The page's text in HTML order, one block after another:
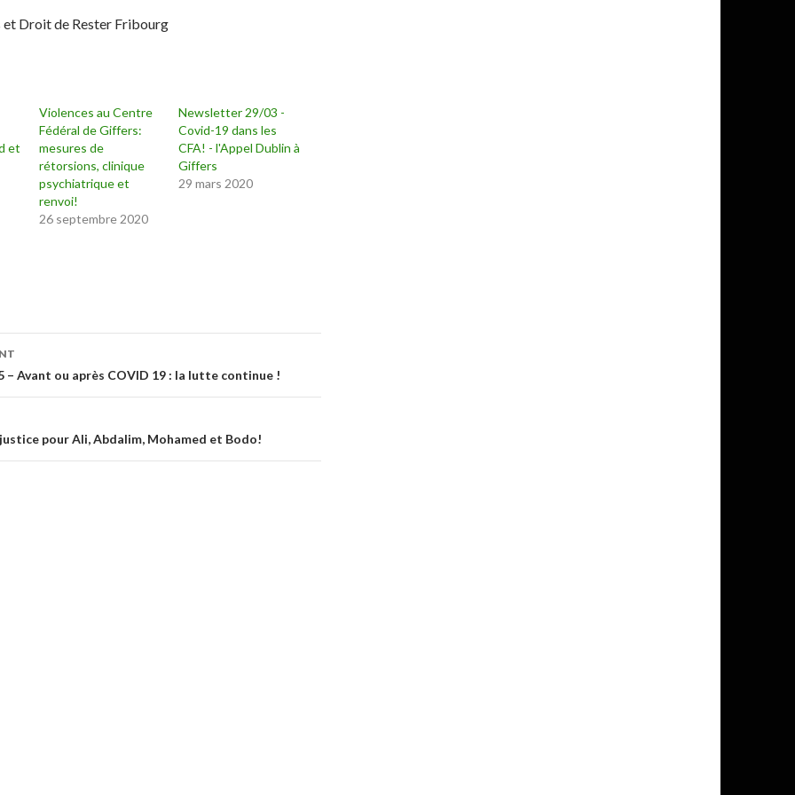
Droit de Rester Fribourg
et
Violences au Centre
Fédéral de Giffers:
mesures de
rétorsions, clinique
psychiatrique et
renvoi!
26 septembre 2020
Newsletter 29/03 -
Covid-19 dans les
CFA! - l'Appel Dublin à
Giffers
29 mars 2020
Avant ou après COVID 19 : la lutte continue !
justice pour Ali, Abdalim, Mohamed et Bodo!